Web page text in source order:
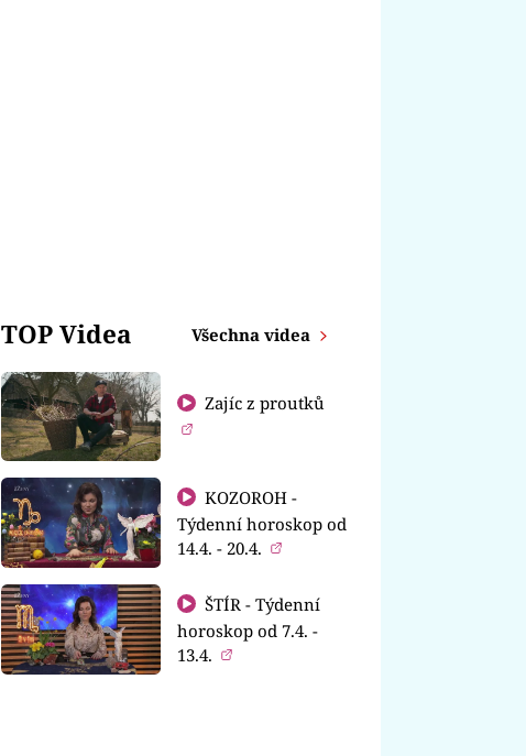
TOP Videa Všechna videa
Zajíc z proutků
KOZOROH -
Týdenní horoskop od
14.4. - 20.4.
ŠTÍR - Týdenní
horoskop od 7.4. -
13.4.